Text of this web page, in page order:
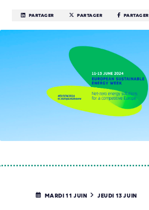
PARTAGER PARTAGER PARTAGER
MARDI 11 JUIN JEUDI 13 JUIN